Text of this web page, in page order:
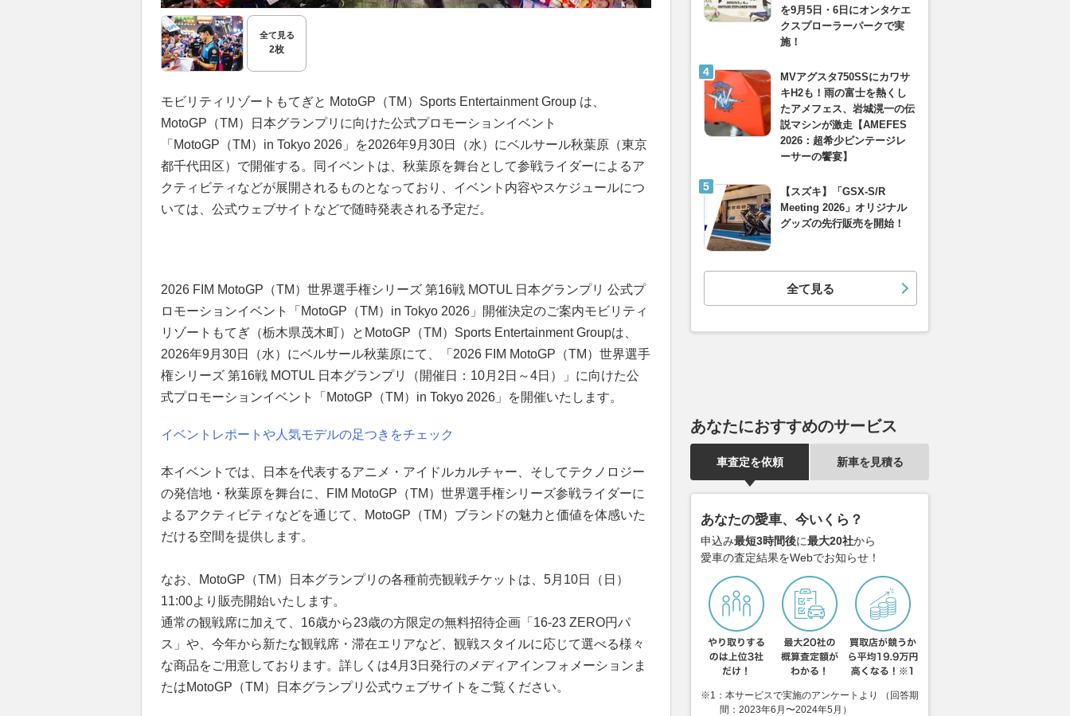
全て見る
2枚
モビリティリゾートもてぎと MotoGP（TM）Sports Entertainment Group は、
MotoGP（TM）日本グランプリに向けた公式プロモーションイベント
「MotoGP（TM）in Tokyo 2026」を2026年9月30日（水）にベルサール秋葉原（東京
都千代田区）で開催する。同イベントは、秋葉原を舞台として参戦ライダーによるア
クティビティなどが展開されるものとなっており、イベント内容やスケジュールにつ
いては、公式ウェブサイトなどで随時発表される予定だ。
2026 FIM MotoGP（TM）世界選手権シリーズ 第16戦 MOTUL 日本グランプリ 公式プ
ロモーションイベント「MotoGP（TM）in Tokyo 2026」開催決定のご案内モビリティ
リゾートもてぎ（栃木県茂木町）とMotoGP（TM）Sports Entertainment Groupは、
2026年9月30日（水）にベルサール秋葉原にて、「2026 FIM MotoGP（TM）世界選手
権シリーズ 第16戦 MOTUL 日本グランプリ（開催日：10月2日～4日）」に向けた公
式プロモーションイベント「MotoGP（TM）in Tokyo 2026」を開催いたします。
イベントレポートや人気モデルの足つきをチェック
本イベントでは、日本を代表するアニメ・アイドルカルチャー、そしてテクノロジー
の発信地・秋葉原を舞台に、FIM MotoGP（TM）世界選手権シリーズ参戦ライダーに
よるアクティビティなどを通じて、MotoGP（TM）ブランドの魅力と価値を体感いた
だける空間を提供します。
なお、MotoGP（TM）日本グランプリの各種前売観戦チケットは、5月10日（日）
11:00より販売開始いたします。
通常の観戦席に加えて、16歳から23歳の方限定の無料招待企画「16-23 ZERO円パ
ス」や、今年から新たな観戦席・滞在エリアなど、観戦スタイルに応じて選べる様々
な商品をご用意しております。詳しくは4月3日発行のメディアインフォメーションま
たはMotoGP（TM）日本グランプリ公式ウェブサイトをご覧ください。
を9月5日・6日にオンタケエ
クスプローラーパークで実
施！
MVアグスタ750SSにカワサ
キH2も！雨の富士を熱くし
たアメフェス、岩城滉一の伝
説マシンが激走【AMEFES
2026：超希少ビンテージレ
ーサーの饗宴】
【スズキ】「GSX-S/R
Meeting 2026」オリジナル
グッズの先行販売を開始！
全て見る
あなたにおすすめのサービス
車査定を依頼 新車を見積る
あなたの愛車、今いくら？
申込み最短3時間後に最大20社から
愛車の査定結果をWebでお知らせ！
※1：本サービスで実施のアンケートより （回答期
間：2023年6月〜2024年5月）